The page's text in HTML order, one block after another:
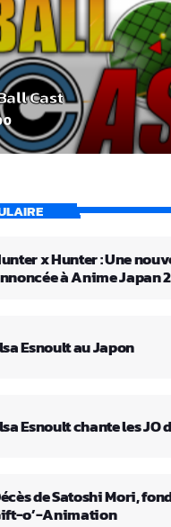
Cast
x Hunter : Une
à Anime Japan
Esnoult au Japon
Esnoult chante les JO
de Satoshi Mori,
o’-Animation